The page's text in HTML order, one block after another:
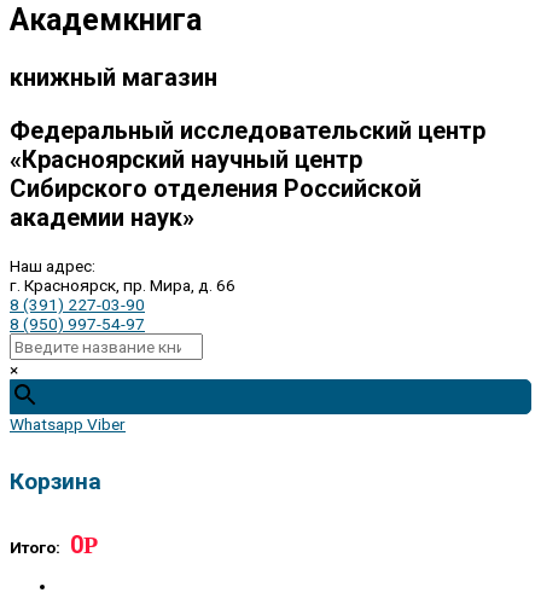
Академкнига
книжный магазин
Федеральный исследовательский центр
«Красноярский научный центр
Сибирского отделения Российской
академии наук»
Наш адрес:
г. Красноярск, пр. Мира, д. 66
8 (391) 227-03-90
8 (950) 997-54-97
×
Whatsapp Viber
Корзина
Итого: 0Р